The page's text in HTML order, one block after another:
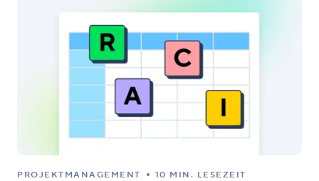
PROJEKTMANAGEMENT 10 MIN. LESEZEIT